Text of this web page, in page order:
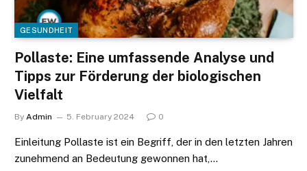
GESUNDHEIT
Pollaste: Eine umfassende Analyse und
Tipps zur Förderung der biologischen
Vielfalt
By Admin 5. February 2024 0
Einleitung Pollaste ist ein Begriff, der in den letzten Jahren
zunehmend an Bedeutung gewonnen hat,…